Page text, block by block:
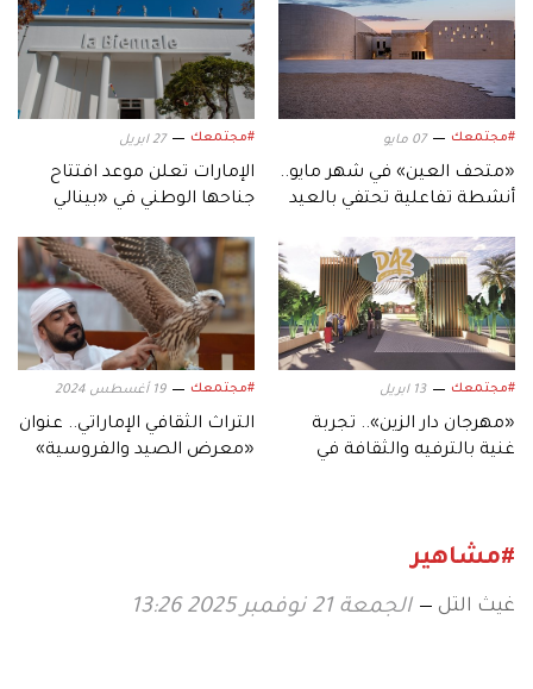
#مجتمعك 07 مايو
«متحف العين» في شهر مايو..
أنشطة تفاعلية تحتفي بالعيد
#مجتمعك 27 ابريل
الإمارات تعلن موعد افتتاح
جناحها الوطني في «بينالي
#مجتمعك 13 ابريل
«مهرجان دار الزين».. تجربة
غنية بالترفيه والثقافة في
#مجتمعك 19 أغسطس 2024
التراث الثقافي الإماراتي.. عنوان
«معرض الصيد والفروسية»
#مشاهير
غيث التل الجمعة 21 نوفمبر 2025 13:26